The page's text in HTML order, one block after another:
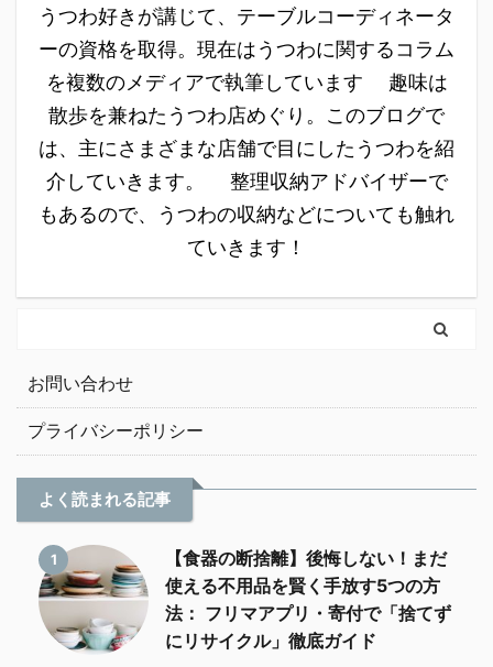
うつわ好きが講じて、テーブルコーディネータ
ーの資格を取得。現在はうつわに関するコラム
を複数のメディアで執筆しています 趣味は
散歩を兼ねたうつわ店めぐり。このブログで
は、主にさまざまな店舗で目にしたうつわを紹
介していきます。 整理収納アドバイザーで
もあるので、うつわの収納などについても触れ
ていきます！
お問い合わせ
プライバシーポリシー
よく読まれる記事
1
【食器の断捨離】後悔しない！まだ
使える不用品を賢く手放す5つの方
法： フリマアプリ・寄付で「捨てず
にリサイクル」徹底ガイド